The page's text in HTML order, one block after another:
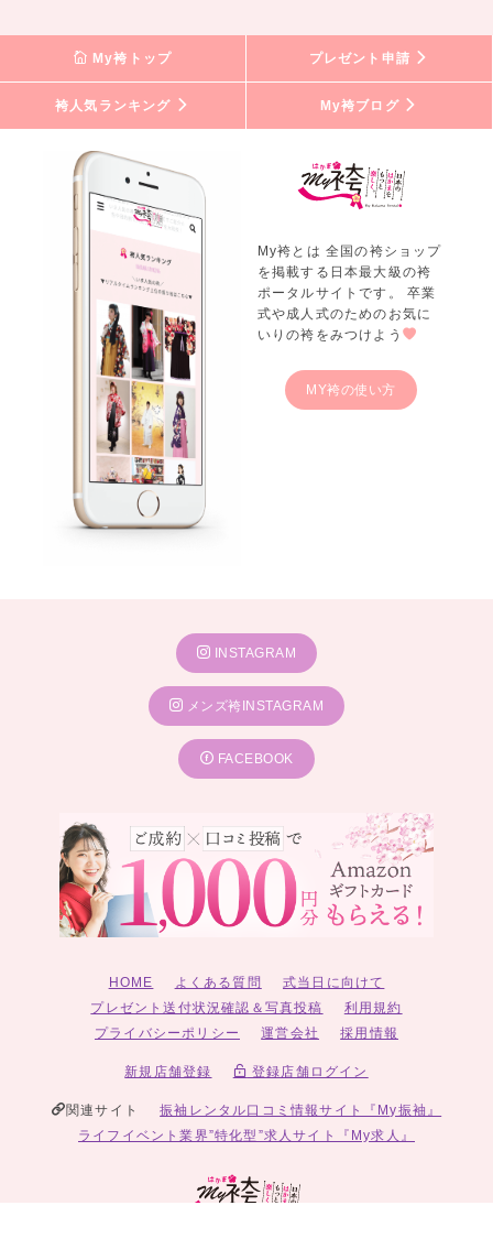
My袴トップ プレゼント申請
袴人気ランキング My袴ブログ
My袴とは 全国の袴ショップ
を掲載する日本最大級の袴
ポータルサイトです。 卒業
式や成人式のためのお気に
いりの袴をみつけよう
MY袴の使い方
INSTAGRAM
メンズ袴INSTAGRAM
FACEBOOK
HOME よくある質問
式当日に向けて
プレゼント送付状況確認＆写真投稿
利用規約
プライバシーポリシー
運営会社 採用情報
新規店舗登録 登録店舗ログイン
関連サイト
振袖レンタル口コミ情報サイト『My振袖』
ライフイベント業界”特化型”求人サイト『My求人』